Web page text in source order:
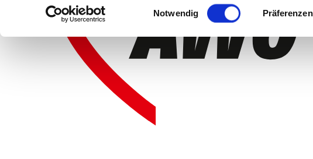
Einwilligungsauswahl
Notwendig Präferenzen